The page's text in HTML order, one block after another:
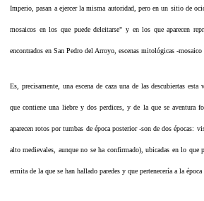
Imperio, pasan a ejercer la misma autoridad, pero en un sitio de
mosaicos en los que puede deleitarse" y en los que aparecen
encontrados en San Pedro del Arroyo, escenas mitológicas -mosaico
Es, precisamente, una escena de caza una de las descubiertas esta
que contiene una liebre y dos perdices, y de la que se aventura
aparecen rotos por tumbas de época posterior -son de dos épocas:
alto medievales, aunque no se ha confirmado), ubicadas en lo que
ermita de la que se han hallado paredes y que pertenecería a la